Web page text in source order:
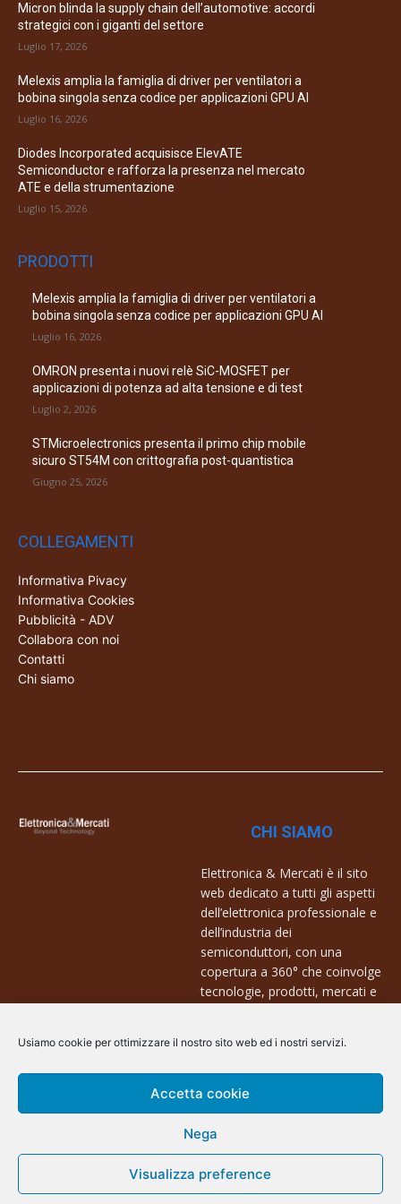
Usiamo cookie per ottimizzare il nostro sito web ed i nostri servizi.
Accetta cookie
Nega
Visualizza preference
Micron blinda la supply chain dell’automotive: accordi
strategici con i giganti del settore
Luglio 17, 2026
Melexis amplia la famiglia di driver per ventilatori a
bobina singola senza codice per applicazioni GPU AI
Luglio 16, 2026
Diodes Incorporated acquisisce ElevATE
Semiconductor e rafforza la presenza nel mercato
ATE e della strumentazione
Luglio 15, 2026
PRODOTTI
Melexis amplia la famiglia di driver per ventilatori a
bobina singola senza codice per applicazioni GPU AI
Luglio 16, 2026
OMRON presenta i nuovi relè SiC-MOSFET per
applicazioni di potenza ad alta tensione e di test
Luglio 2, 2026
STMicroelectronics presenta il primo chip mobile
sicuro ST54M con crittografia post-quantistica
Giugno 25, 2026
COLLEGAMENTI
Informativa Pivacy
Informativa Cookies
Pubblicità - ADV
Collabora con noi
Contatti
Chi siamo
CHI SIAMO
Elettronica & Mercati è il sito
web dedicato a tutti gli aspetti
dell’elettronica professionale e
dell’industria dei
semiconduttori, con una
copertura a 360° che coinvolge
tecnologie, prodotti, mercati e
Contatti:
info@arscommunication.it
@ArsCommunication 2023